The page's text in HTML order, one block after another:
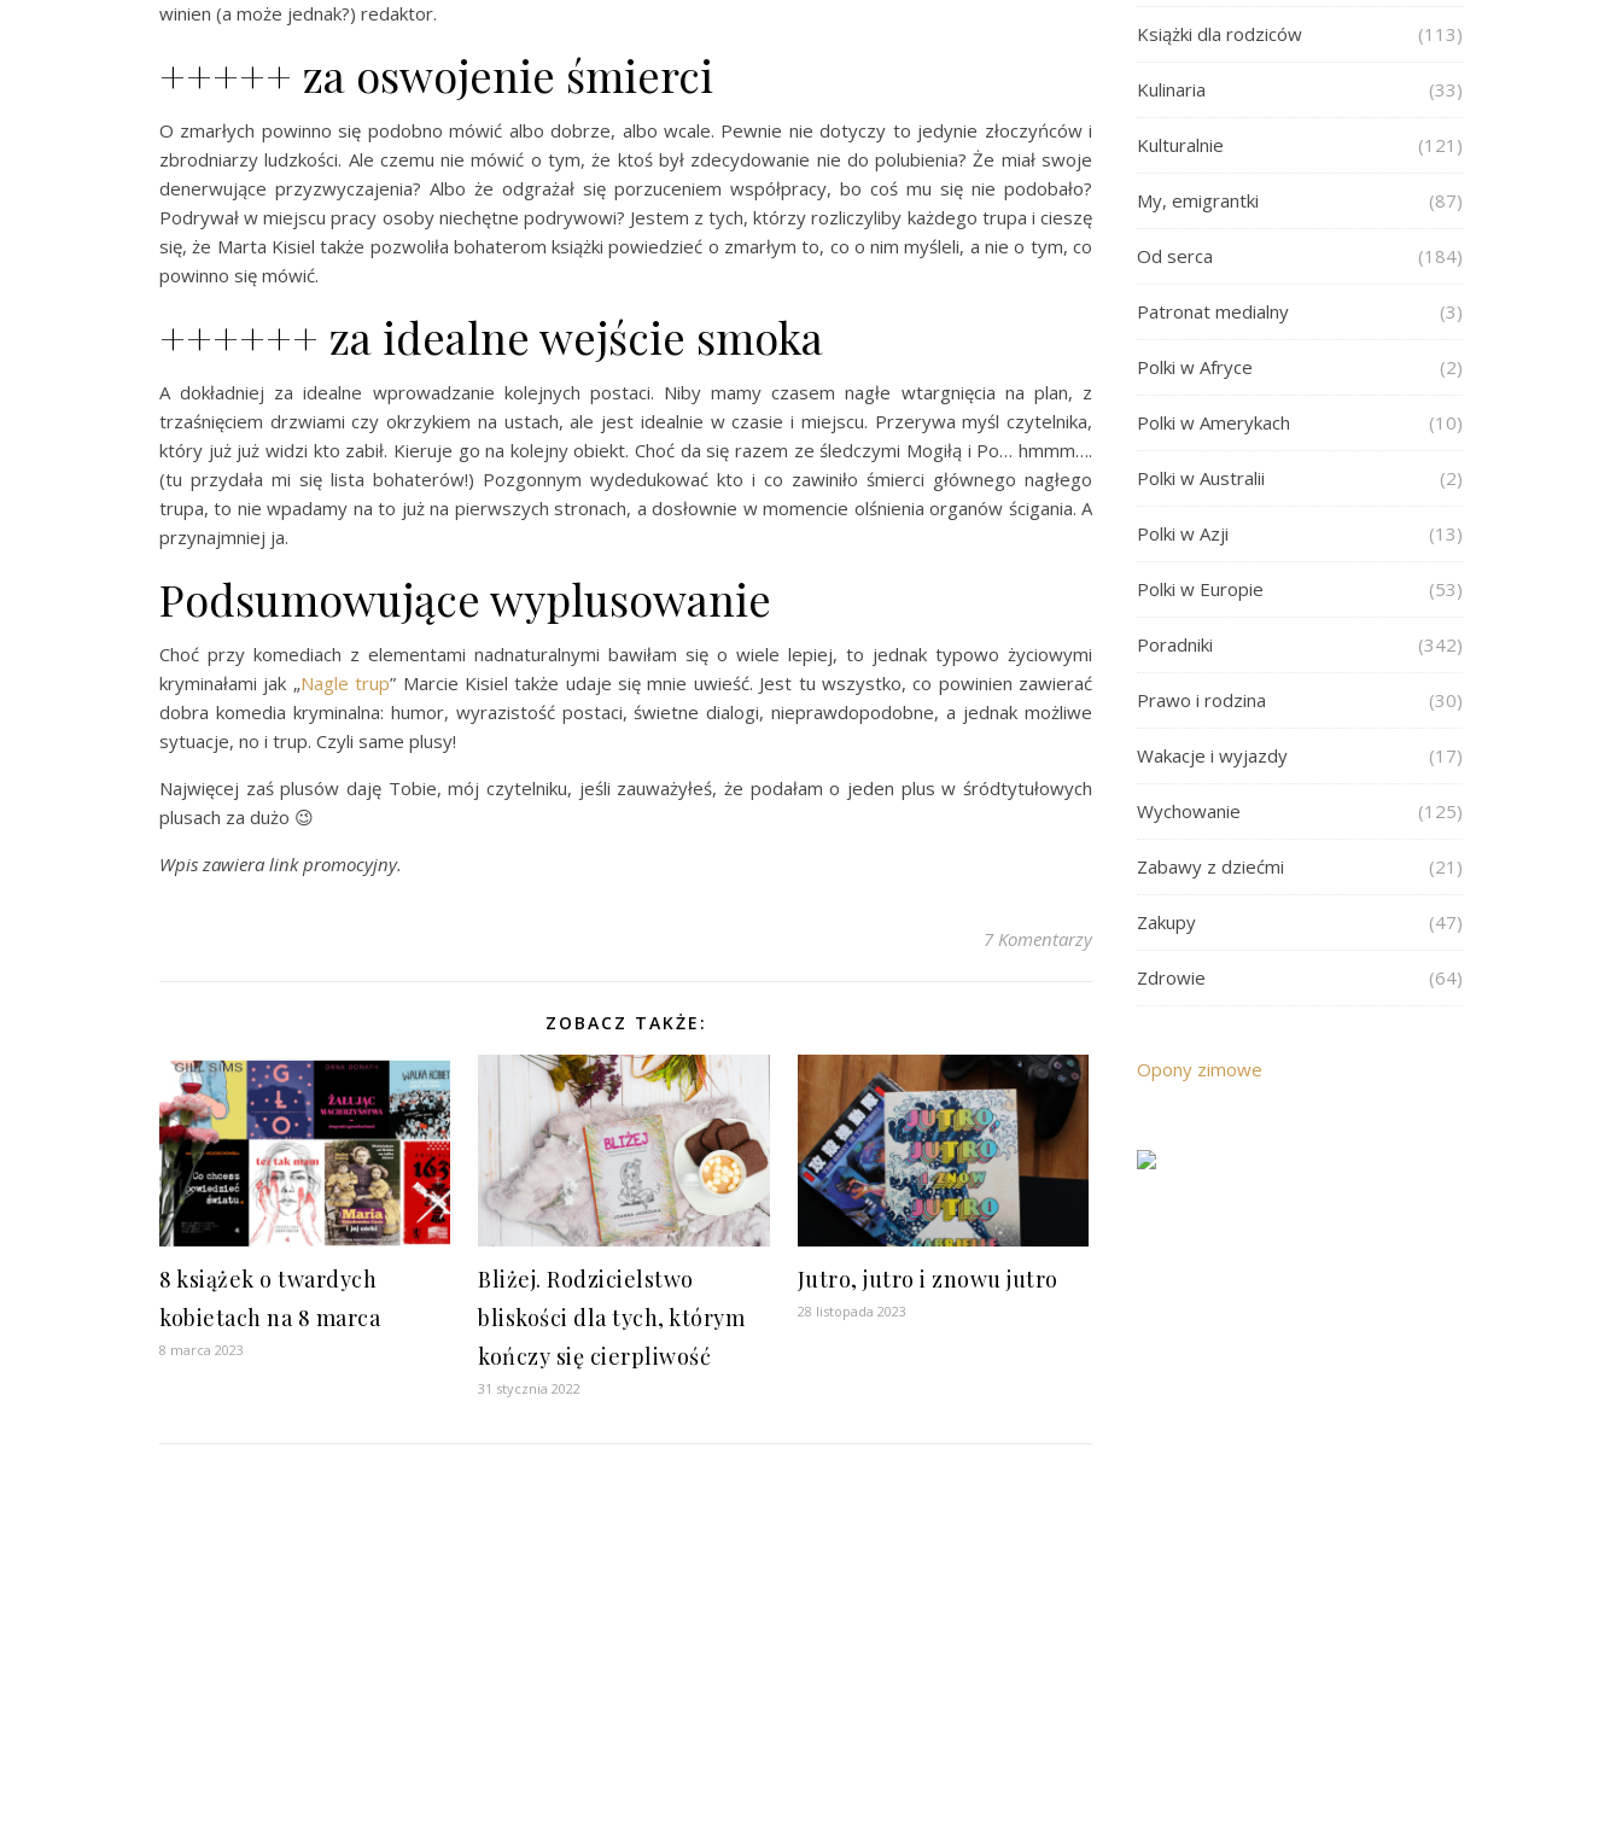
winien (a może jednak?) redaktor.
+++++ za oswojenie śmierci
O zmarłych powinno się podobno mówić albo dobrze, albo wcale. Pewnie nie dotyczy to jedynie złoczyńców i
zbrodniarzy ludzkości. Ale czemu nie mówić o tym, że ktoś był zdecydowanie nie do polubienia? Że miał swoje
denerwujące przyzwyczajenia? Albo że odgrażał się porzuceniem współpracy, bo coś mu się nie podobało?
Podrywał w miejscu pracy osoby niechętne podrywowi? Jestem z tych, którzy rozliczyliby każdego trupa i cieszę
się, że Marta Kisiel także pozwoliła bohaterom książki powiedzieć o zmarłym to, co o nim myśleli, a nie o tym, co
powinno się mówić.
++++++ za idealne wejście smoka
A dokładniej za idealne wprowadzanie kolejnych postaci. Niby mamy czasem nagłe wtargnięcia na plan, z
trzaśnięciem drzwiami czy okrzykiem na ustach, ale jest idealnie w czasie i miejscu. Przerywa myśl czytelnika,
który już już widzi kto zabił. Kieruje go na kolejny obiekt. Choć da się razem ze śledczymi Mogiłą i Po… hmmm….
(tu przydała mi się lista bohaterów!) Pozgonnym wydedukować kto i co zawiniło śmierci głównego nagłego
trupa, to nie wpadamy na to już na pierwszych stronach, a dosłownie w momencie olśnienia organów ścigania. A
przynajmniej ja.
Podsumowujące wyplusowanie
Choć przy komediach z elementami nadnaturalnymi bawiłam się o wiele lepiej, to jednak typowo życiowymi
kryminałami jak „Nagle trup” Marcie Kisiel także udaje się mnie uwieść. Jest tu wszystko, co powinien zawierać
dobra komedia kryminalna: humor, wyrazistość postaci, świetne dialogi, nieprawdopodobne, a jednak możliwe
sytuacje, no i trup. Czyli same plusy!
Najwięcej zaś plusów daję Tobie, mój czytelniku, jeśli zauważyłeś, że podałam o jeden plus w śródtytułowych
plusach za dużo 😉
Wpis zawiera link promocyjny.
7 Komentarzy
ZOBACZ TAKŻE:
8 książek o twardych
kobietach na 8 marca
8 marca 2023
Bliżej. Rodzicielstwo
bliskości dla tych, którym
kończy się cierpliwość
31 stycznia 2022
Jutro, jutro i znowu jutro
28 listopada 2023
Książki dla rodziców (113)
Kulinaria (33)
Kulturalnie (121)
My, emigrantki (87)
Od serca (184)
Patronat medialny (3)
Polki w Afryce (2)
Polki w Amerykach (10)
Polki w Australii (2)
Polki w Azji (13)
Polki w Europie (53)
Poradniki (342)
Prawo i rodzina (30)
Wakacje i wyjazdy (17)
Wychowanie (125)
Zabawy z dziećmi (21)
Zakupy (47)
Zdrowie (64)
Opony zimowe